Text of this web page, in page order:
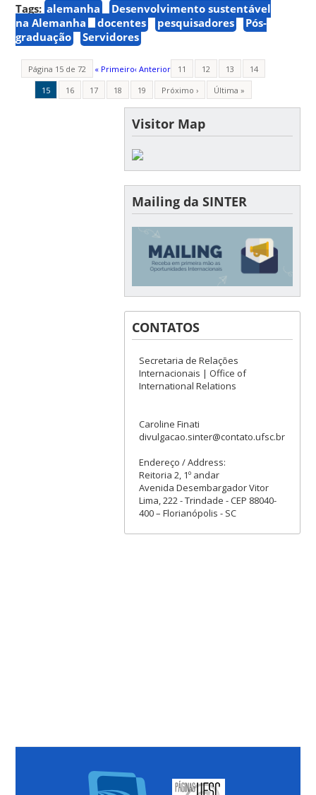
Tags: alemanha
Desenvolvimento sustentável
na Alemanha
docentes pesquisadores
Pós-
graduação
Servidores
Página 15 de 72 « Primeiro‹ Anterior 11 12 13
14
15
16 17 18 19 Próximo › Última »
Visitor Map
Mailing da SINTER
CONTATOS
Secretaria de Relações
Internacionais | Office of
International Relations
Caroline Finati
divulgacao.sinter@contato.ufsc.br
Endereço / Address:
Reitoria 2, 1º andar
Avenida Desembargador Vitor
Lima, 222 - Trindade - CEP 88040-
400 – Florianópolis - SC